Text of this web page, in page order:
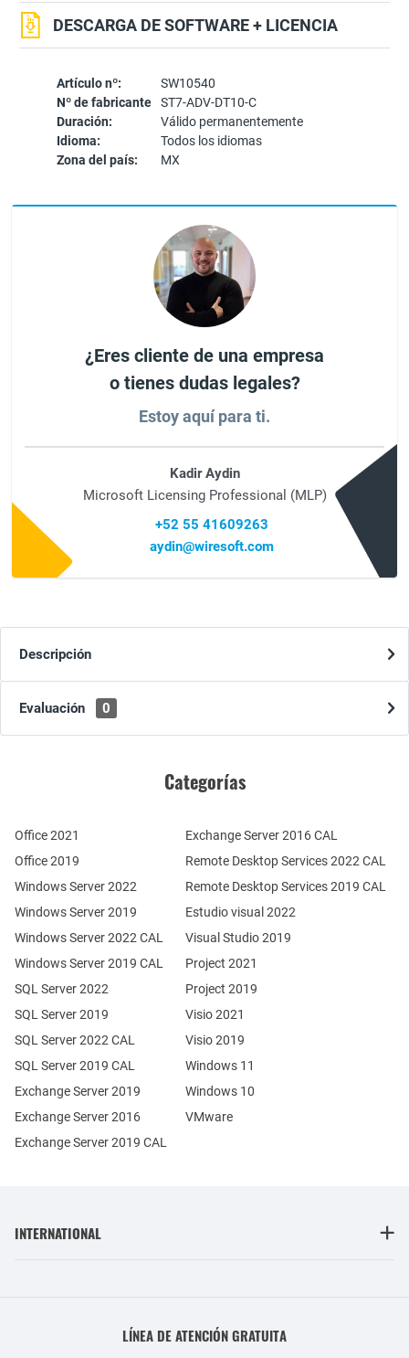
Artículo nº:
SW10540
Nº de fabricante
ST7-ADV-DT10-C
Duración:
Válido permanentemente
Idioma:
Todos los idiomas
Zona del país:
MX
DESCARGA DE SOFTWARE + LICENCIA
¿Eres cliente de una empresa
o tienes dudas legales?
Estoy aquí para ti.
Kadir Aydin
Microsoft Licensing Professional (MLP)
+52 55 41609263
aydin@wiresoft.com
Descripción
Evaluación 0
Categorías
Office 2021
Office 2019
Windows Server 2022
Windows Server 2019
Exchange Server 2019
Exchange Server 2016
SQL Server 2022
SQL Server 2019
Windows Server 2022 CAL
Windows Server 2019 CAL
SQL Server 2022 CAL
SQL Server 2019 CAL
Remote Desktop Services 2022 CAL
Remote Desktop Services 2019 CAL
Exchange Server 2019 CAL
Exchange Server 2016 CAL
Estudio visual 2022
Visual Studio 2019
Project 2021
Project 2019
Visio 2021
Visio 2019
Windows 11
Windows 10
VMware
INTERNATIONAL
LÍNEA DE ATENCIÓN GRATUITA